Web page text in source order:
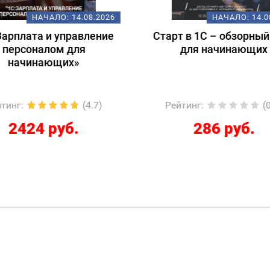
НАЧАЛО:14.08.2026
в 1С – обзорный курс
для начинающих
: (0.0)
286 руб.
НАЧАЛО:
Подготовка к
1С:Специалист-
Рейтинг :
12267 руб.